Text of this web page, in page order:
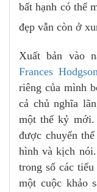
bất hạnh có thể
đẹp vẫn còn ở
Xuất bản vào
Frances
riêng của mình
cả chủ nghĩa
một thế kỷ mới.
được chuyển
hình và kịch
trong số các
một cuộc khảo